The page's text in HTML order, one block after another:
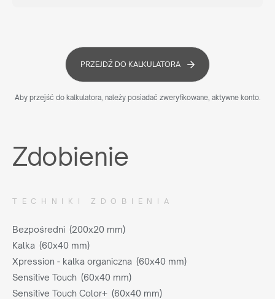
PRZEJDŹ DO KALKULATORA
Aby przejść do kalkulatora, należy posiadać zweryfikowane, aktywne konto.
Zdobienie
TECHNIKI ZDOBIENIA
Bezpośredni (200x20 mm)
Kalka (60x40 mm)
Xpression - kalka organiczna (60x40 mm)
Sensitive Touch (60x40 mm)
Sensitive Touch Color+ (60x40 mm)